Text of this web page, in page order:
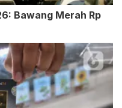
Bawang Merah Rp